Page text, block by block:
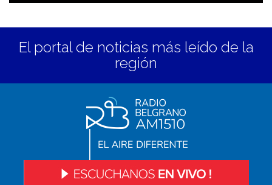
El portal de noticias más leído de la
región